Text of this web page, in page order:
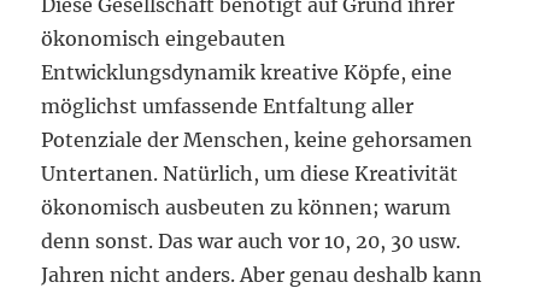
Diese Gesellschaft benötigt auf Grund ihrer
ökonomisch eingebauten
Entwicklungsdynamik kreative Köpfe, eine
möglichst umfassende Entfaltung aller
Potenziale der Menschen, keine gehorsamen
Untertanen. Natürlich, um diese Kreativität
ökonomisch ausbeuten zu können; warum
denn sonst. Das war auch vor 10, 20, 30 usw.
Jahren nicht anders. Aber genau deshalb kann